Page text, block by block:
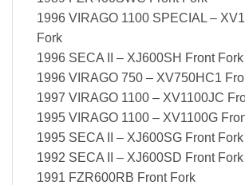
1996 VIRAGO 1100 SPECIAL –
Fork
1996 SECA II – XJ600SH Front Fork
1996 VIRAGO 750 – XV750HC1
1997 VIRAGO 1100 – XV1100JC
1995 VIRAGO 1100 – XV1100G
1995 SECA II – XJ600SG Front Fork
1992 SECA II – XJ600SD Front Fork
1991 FZR600RB Front Fork